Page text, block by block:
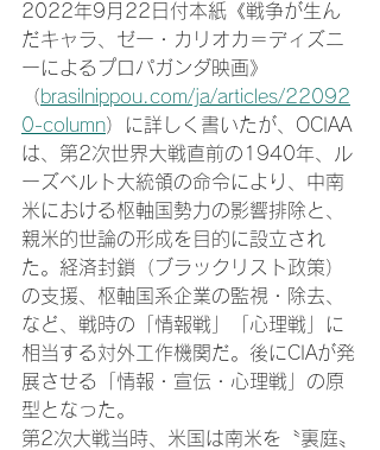
2022年9月22日付本紙《戦争が生ん
だキャラ、ゼー・カリオカ＝ディズニ
ーによるプロパガンダ映画》
（brasilnippou.com/ja/articles/22092
0-column）に詳しく書いたが、OCIAA
は、第2次世界大戦直前の1940年、ル
ーズベルト大統領の命令により、中南
米における枢軸国勢力の影響排除と、
親米的世論の形成を目的に設立され
た。経済封鎖（ブラックリスト政策）
の支援、枢軸国系企業の監視・除去、
など、戦時の「情報戦」「心理戦」に
相当する対外工作機関だ。後にCIAが発
展させる「情報・宣伝・心理戦」の原
型となった。
第2次大戦当時、米国は南米を〝裏庭〟